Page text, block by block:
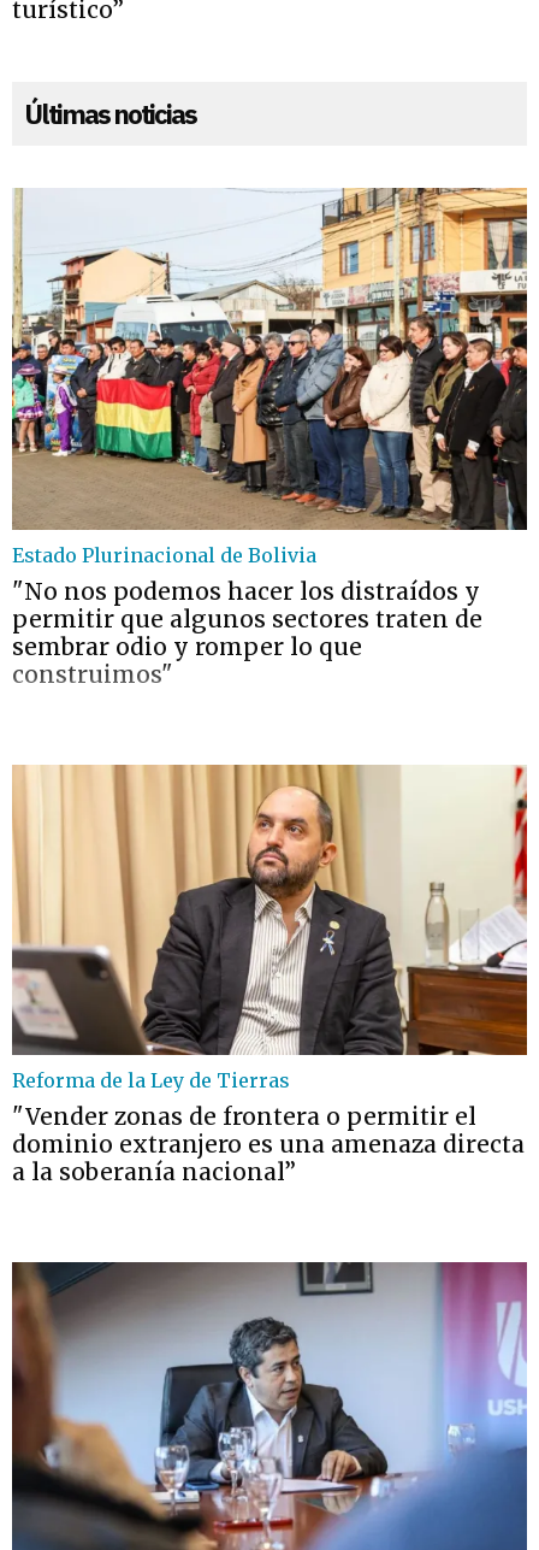
turístico”
Últimas noticias
Estado Plurinacional de Bolivia
"No nos podemos hacer los distraídos y
permitir que algunos sectores traten de
sembrar odio y romper lo que
construimos"
Reforma de la Ley de Tierras
"Vender zonas de frontera o permitir el
dominio extranjero es una amenaza directa
a la soberanía nacional”